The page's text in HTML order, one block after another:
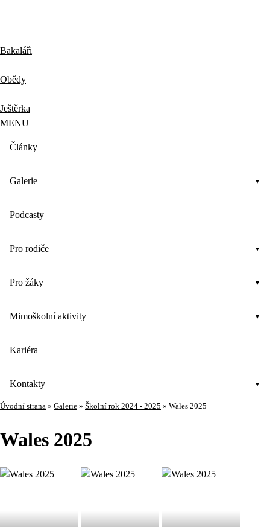
Bakaláři
Obědy
Ještěrka
MENU
Články
Galerie
Podcasty
Pro rodiče
Pro žáky
Mimoškolní aktivity
Kariéra
Kontakty
Úvodní strana » Galerie » Školní rok 2024 - 2025 » Wales 2025
Wales 2025